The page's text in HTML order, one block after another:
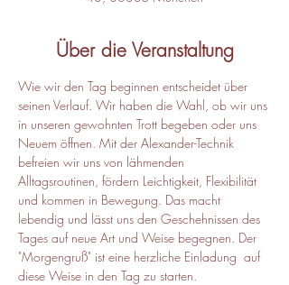
Über die Veranstaltung
Wie wir den Tag beginnen entscheidet über
seinen Verlauf. Wir haben die Wahl, ob wir uns
in unseren gewohnten Trott begeben oder uns
Neuem öffnen. Mit der Alexander-Technik
befreien wir uns von lähmenden
Alltagsroutinen, fördern Leichtigkeit, Flexibilität
und kommen in Bewegung. Das macht
lebendig und lässt uns den Geschehnissen des
Tages auf neue Art und Weise begegnen. Der
"Morgengruß" ist eine herzliche Einladung  auf
diese Weise in den Tag zu starten.